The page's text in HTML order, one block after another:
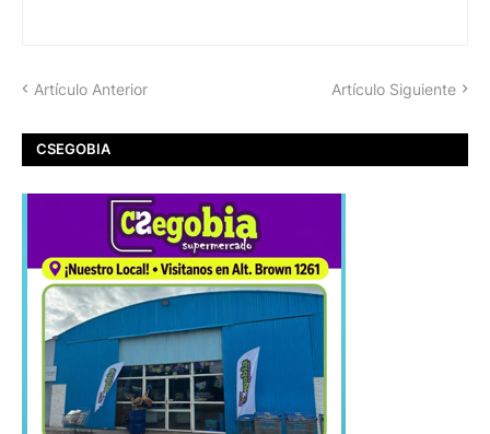
Artículo Anterior Artículo Siguiente
CSEGOBIA